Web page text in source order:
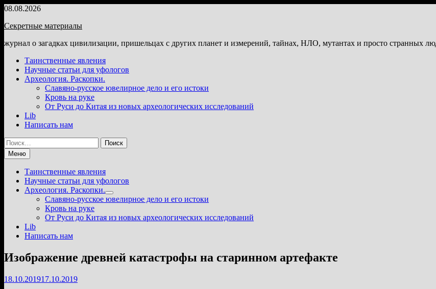
Перейти
содержимому
08.08.2026
Секретные материалы
журнал о загадках цивилизации, пришельцах с других планет и измерений, тайнах, НЛО, мутантах и просто странных
Таинственные явления
Научные статьи для уфологов
Археология. Раскопки.
Славяно-русское ювелирное дело и его истоки
Кровь на руке
От Руси до Китая из новых археологических исследований
Lib
Написать нам
Найти:
Меню
Таинственные явления
Научные статьи для уфологов
Археология. Раскопки.
Показать
подменю
Славяно-русское ювелирное дело и его истоки
Кровь на руке
От Руси до Китая из новых археологических исследований
Lib
Написать нам
Изображение древней катастрофы на старинном артефакте
18.10.201917.10.2019